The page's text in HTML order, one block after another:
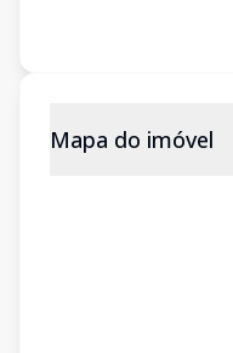
Mapa do imóvel